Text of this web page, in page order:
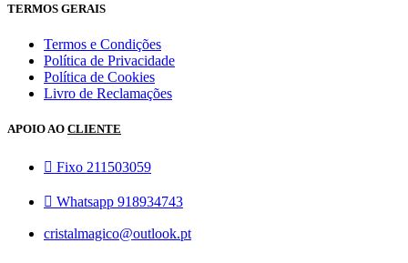
TERMOS GERAIS
Termos e Condições
Política de Privacidade
Política de Cookies
Livro de Reclamações
APOIO AO CLIENTE
Fixo 211503059
Whatsapp 918934743
cristalmagico@outlook.pt